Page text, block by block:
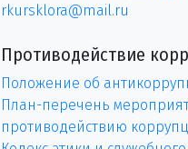
rkursklora@mail.ru
Противодействие
Положение об
План-перечень
противодействию